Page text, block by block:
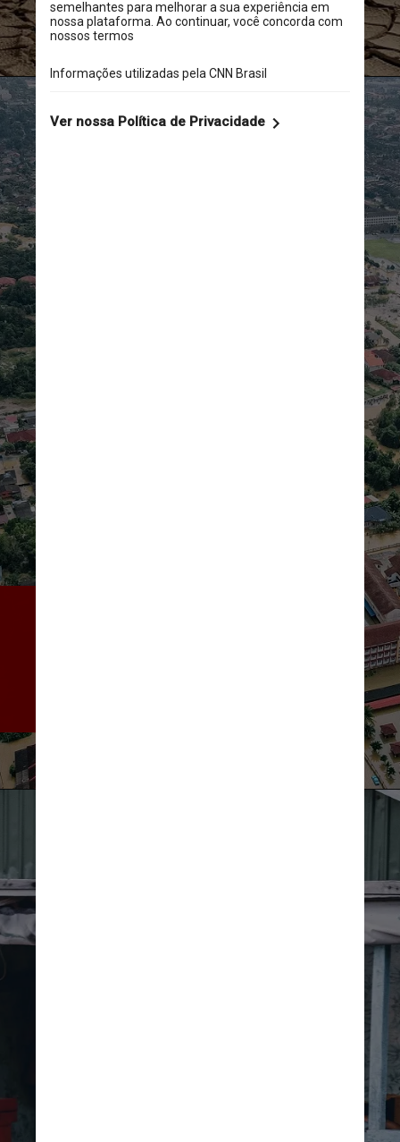
Pixabay/Pexels
Pok Rie/Pexels